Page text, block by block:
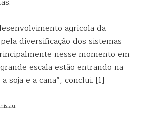
agrícola da
diversificação dos sistemas
nesse momento em
escala estão entrando na
soja e a cana”, conclui. [1]